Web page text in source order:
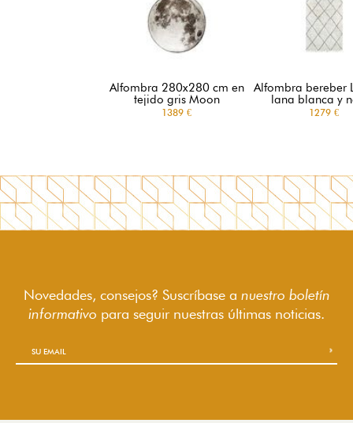
Alfombra 280x280 cm en
tejido gris Moon
1389 €
Alfombra bereber
lana blanca y
1279 €
Novedades, consejos? Suscríbase a nuestro boletín
informativo para seguir nuestras últimas noticias.